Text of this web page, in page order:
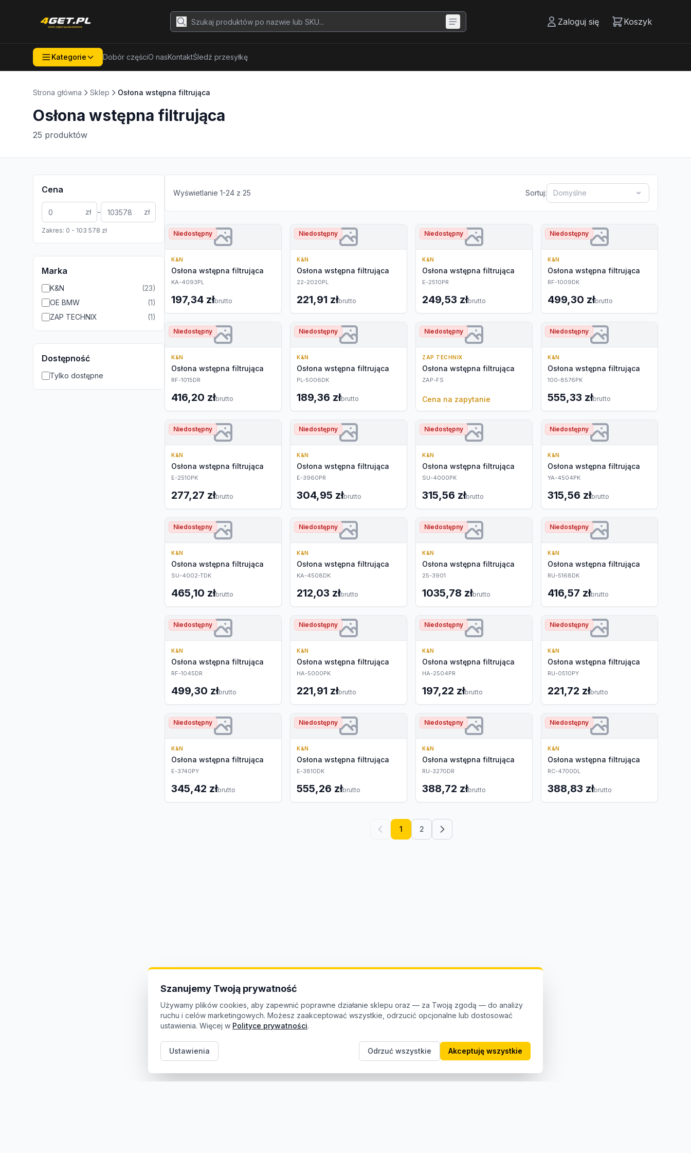
Zaloguj się Koszyk
Kategorie Dobór częściO nasKontaktŚledź przesyłkę
Strona główna Sklep Osłona wstępna filtrująca
Osłona wstępna filtrująca
25 produktów
Cena
zł - zł
Zakres: 0 - 103 578 zł
Marka
K&N (23)
OE BMW
(1)
ZAP TECHNIX
(1)
Dostępność
Tylko dostępne
Wyświetlanie 1-24 z 25 Sortuj: Domyślne
Niedostępny
K&N
Osłona wstępna filtrująca
KA-4093PL
197,34 złbrutto
Niedostępny
K&N
Osłona wstępna filtrująca
22-2020PL
221,91 złbrutto
Niedostępny
K&N
Osłona wstępna filtrująca
E-2510PR
249,53 złbrutto
Niedostępny
K&N
Osłona wstępna filtrująca
RF-1009DK
499,30 złbrutto
Niedostępny
K&N
Osłona wstępna filtrująca
RF-1015DR
416,20 złbrutto
Niedostępny
K&N
Osłona wstępna filtrująca
PL-5006DK
189,36 złbrutto
Niedostępny
ZAP TECHNIX
Osłona wstępna filtrująca
ZAP-FS
Cena na zapytanie
Niedostępny
K&N
Osłona wstępna filtrująca
100-8576PK
555,33 złbrutto
Niedostępny
K&N
Osłona wstępna filtrująca
E-2510PK
277,27 złbrutto
Niedostępny
K&N
Osłona wstępna filtrująca
E-3960PR
304,95 złbrutto
Niedostępny
K&N
Osłona wstępna filtrująca
SU-4000PK
315,56 złbrutto
Niedostępny
K&N
Osłona wstępna filtrująca
YA-4504PK
315,56 złbrutto
Niedostępny
K&N
Osłona wstępna filtrująca
SU-4002-TDK
465,10 złbrutto
Niedostępny
K&N
Osłona wstępna filtrująca
KA-4508DK
212,03 złbrutto
Niedostępny
K&N
Osłona wstępna filtrująca
25-3901
1035,78 złbrutto
Niedostępny
K&N
Osłona wstępna filtrująca
RU-5168DK
416,57 złbrutto
Niedostępny
K&N
Osłona wstępna filtrująca
RF-1045DR
499,30 złbrutto
Niedostępny
K&N
Osłona wstępna filtrująca
HA-5000PK
221,91 złbrutto
Niedostępny
K&N
Osłona wstępna filtrująca
HA-2504PR
197,22 złbrutto
Niedostępny
K&N
Osłona wstępna filtrująca
RU-0510PY
221,72 złbrutto
Niedostępny
K&N
Osłona wstępna filtrująca
E-3740PY
345,42 złbrutto
Niedostępny
K&N
Osłona wstępna filtrująca
E-3810DK
555,26 złbrutto
Niedostępny
K&N
Osłona wstępna filtrująca
RU-3270DR
388,72 złbrutto
Niedostępny
K&N
Osłona wstępna filtrująca
RC-4700DL
388,83 złbrutto
1 2
Szanujemy Twoją prywatność
Używamy plików cookies, aby zapewnić poprawne działanie sklepu oraz — za Twoją zgodą — do analizy
ruchu i celów marketingowych. Możesz zaakceptować wszystkie, odrzucić opcjonalne lub dostosować
ustawienia. Więcej w Polityce prywatności.
Ustawienia Odrzuć wszystkie Akceptuję wszystkie